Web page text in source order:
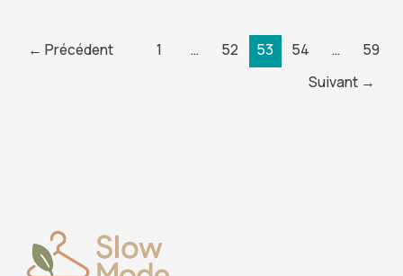
kcal
pour
← Précédent 1 … 52 53 54 …
59
Suivant →